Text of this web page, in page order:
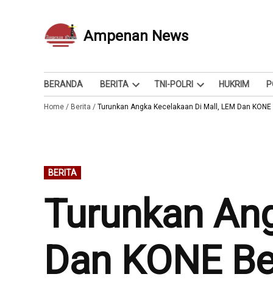
Ampenan News
Berita dan Info
BERANDA BERITA
Open
dropdown
TNI-POLRI
Open
dropdown
HUKRIM
Home / Berita / Turunkan Angka Kecelakaan Di Mall, LEM Dan
POSTED
IN
BERITA
Turunkan
Dan KONE